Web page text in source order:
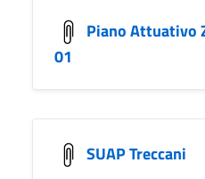
Piano Attuativo
01
SUAP Treccani